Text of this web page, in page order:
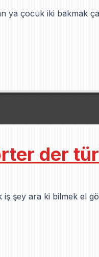
ya çocuk iki bakmak
der
şey ara ki bilmek el